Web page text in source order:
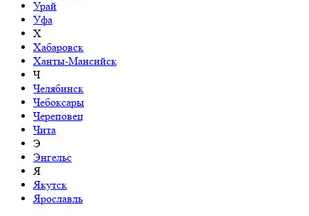
Урай
Уфа
Х
Хабаровск
Ханты-Мансийск
Ч
Челябинск
Чебоксары
Череповец
Чита
Э
Энгельс
Я
Якутск
Ярославль